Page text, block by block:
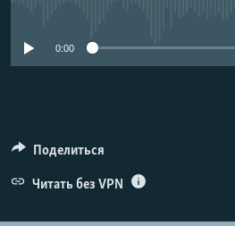
КРЫМ.НЕПОКОРЕННЫЙ
0:00
Поделиться
Читать без VPN